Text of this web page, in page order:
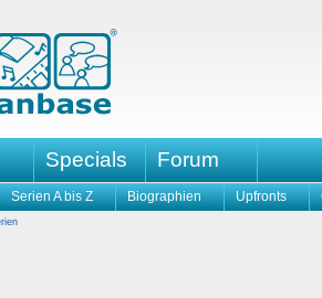
Specials Forum
Serien A bis Z Biographien Upfronts